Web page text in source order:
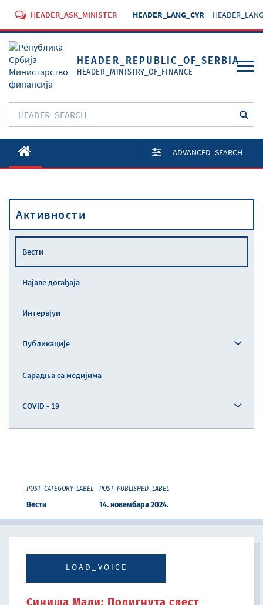
HEADER_ASK_MINISTER HEADER_LANG_CYR
HEADER_REPUBLIC_OF_SERBIA
HEADER_MINISTRY_OF_FINANCE
O Министарству
Активности
Прописи
Услуге
ADVANCED_SEARCH
Активности
Вести
Најаве догађаја
Интервјуи
Публикације
Сарадња са медијима
COVID - 19
POST_CATEGORY_LABEL
Вести
POST_PUBLISHED_LABEL
14. новембара 2024.
LOAD_VOICE
Синиша Мали: Подигнута свест